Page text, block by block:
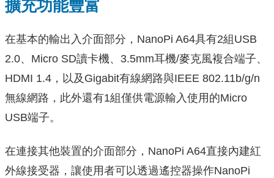
擴充功能豐富
在基本的輸出入介面部分，NanoPi A64具有2組USB
2.0、Micro SD讀卡機、3.5mm耳機/麥克風複合端子、
HDMI 1.4，以及Gigabit有線網路與IEEE 802.11b/g/n
無線網路，此外還有1組僅供電源輸入使用的Micro
USB端子。
在連接其他裝置的介面部分，NanoPi A64直接內建紅
外線接受器，讓使用者可以透過遙控器操作NanoPi